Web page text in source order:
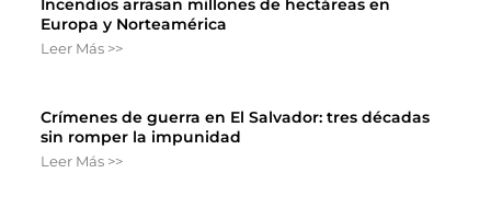
Incendios arrasan millones de hectáreas en
Europa y Norteamérica
Leer Más >>
Crímenes de guerra en El Salvador: tres décadas
sin romper la impunidad
Leer Más >>